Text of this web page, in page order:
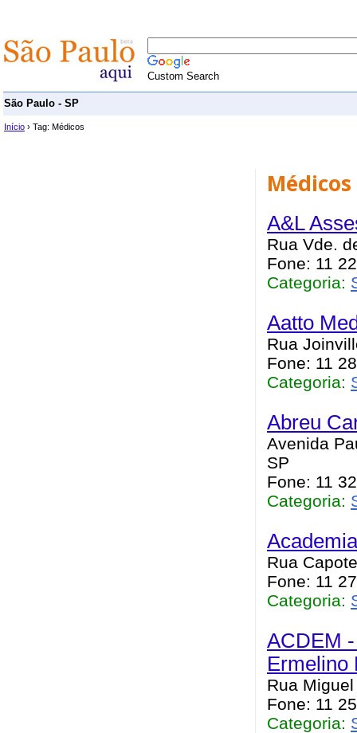
Custom Search
São Paulo - SP
Início › Tag: Médicos
Médicos
A&L
Rua Vde.
Fone: 11
Categoria:
Aatto
Rua
Fone: 11
Categoria:
Abreu
Avenida
SP
Fone: 11
Categoria:
Rua
Fone: 11
Categoria:
ACDEM
Ermelino
Rua
Fone: 11
Categoria: